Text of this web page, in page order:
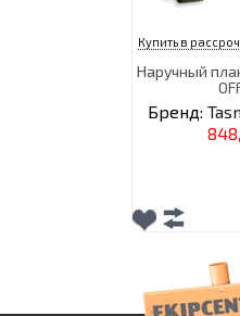
Купить в
Наручный
Бренд: